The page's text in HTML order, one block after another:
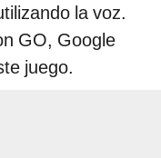
la voz.
GO, Google
juego.